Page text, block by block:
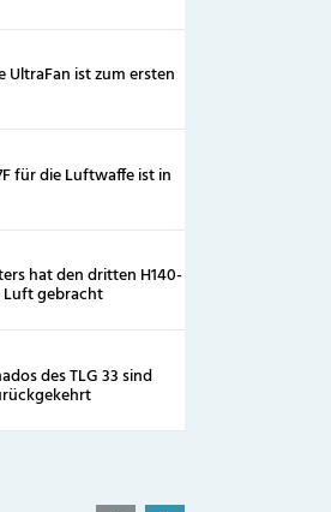
UltraFan ist zum ersten
für die Luftwaffe ist in
hat den dritten H140-
gebracht
des TLG 33 sind